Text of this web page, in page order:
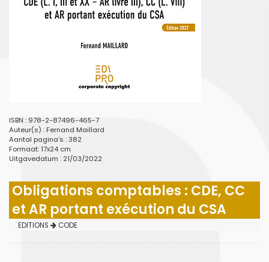
ISBN : 978-2-87496-465-7
Auteur(s) : Fernand Maillard
Aantal pagina's : 382
Formaat: 17x24 cm
Uitgavedatum : 21/03/2022
Obligations comptables : CDE, CC
et AR portant exécution du CSA
EDITIONS CODE